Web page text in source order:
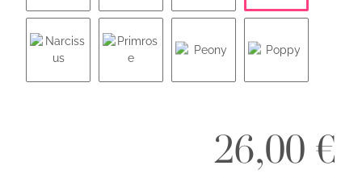
Clover Foxglove Hibiscus Magnolia
26,00 €